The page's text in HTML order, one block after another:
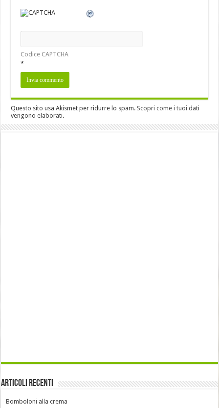
Codice CAPTCHA
*
Questo sito usa Akismet per ridurre lo spam.Scopri come i tuoi dati
vengono elaborati.
Articoli recenti
Bomboloni alla crema